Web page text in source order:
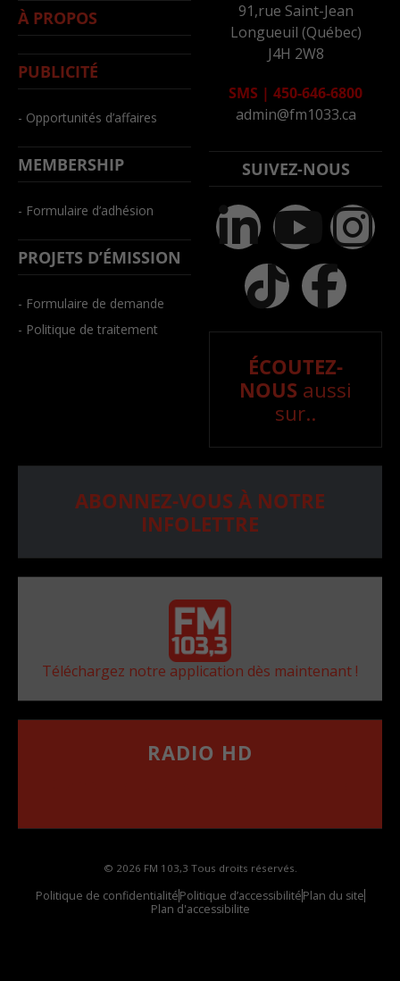
À PROPOS
PUBLICITÉ
- Opportunités d’affaires
MEMBERSHIP
- Formulaire d’adhésion
PROJETS D’ÉMISSION
- Formulaire de demande
- Politique de traitement
91,rue Saint-Jean
Longueuil (Québec)
J4H 2W8
SMS | 450-646-6800
admin@fm1033.ca
SUIVEZ-NOUS
ÉCOUTEZ-
NOUS aussi
sur..
ABONNEZ-VOUS À NOTRE
INFOLETTRE
Téléchargez notre application dès maintenant !
RADIO HD
© 2026 FM 103,3 Tous droits réservés.
Politique de confidentialitéPolitique d’accessibilitéPlan du site
Plan d'accessibilite